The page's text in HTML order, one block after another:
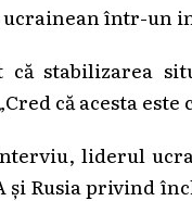
într-un
că stabilizarea
că acesta
liderul
și Rusia privind